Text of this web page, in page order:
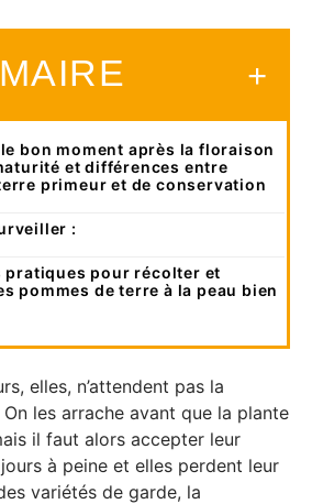
bon moment après la floraison
et différences entre
primeur et de conservation
:
pratiques pour récolter et
pommes de terre à la peau bien
elles, n’attendent pas la
les arrache avant que la plante
il faut alors accepter leur
à peine et elles perdent leur
variétés de garde, la